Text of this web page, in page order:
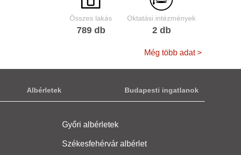
Összes lakás
789 db
Oktatási intézmények
2 db
Még több adat >
Albérletek Budapesti ingatlanok
Győri albérletek
Székesfehérvár albérlet